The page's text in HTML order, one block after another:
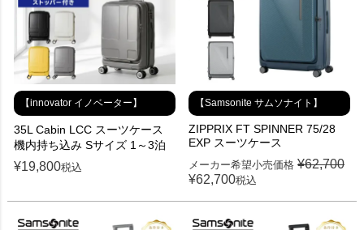
【innovator イノベーター】
35L Cabin LCC スーツケース
機内持ち込み Sサイズ 1～3泊
¥19,800税込
【Samsonite サムソナイト】
ZIPPRIX FT SPINNER 75/28
EXP スーツケース
メーカー希望小売価格 ¥62,700
¥62,700税込